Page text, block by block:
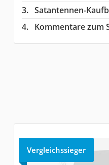
Satantennen-
Kommentare zum
Vergleichssieger